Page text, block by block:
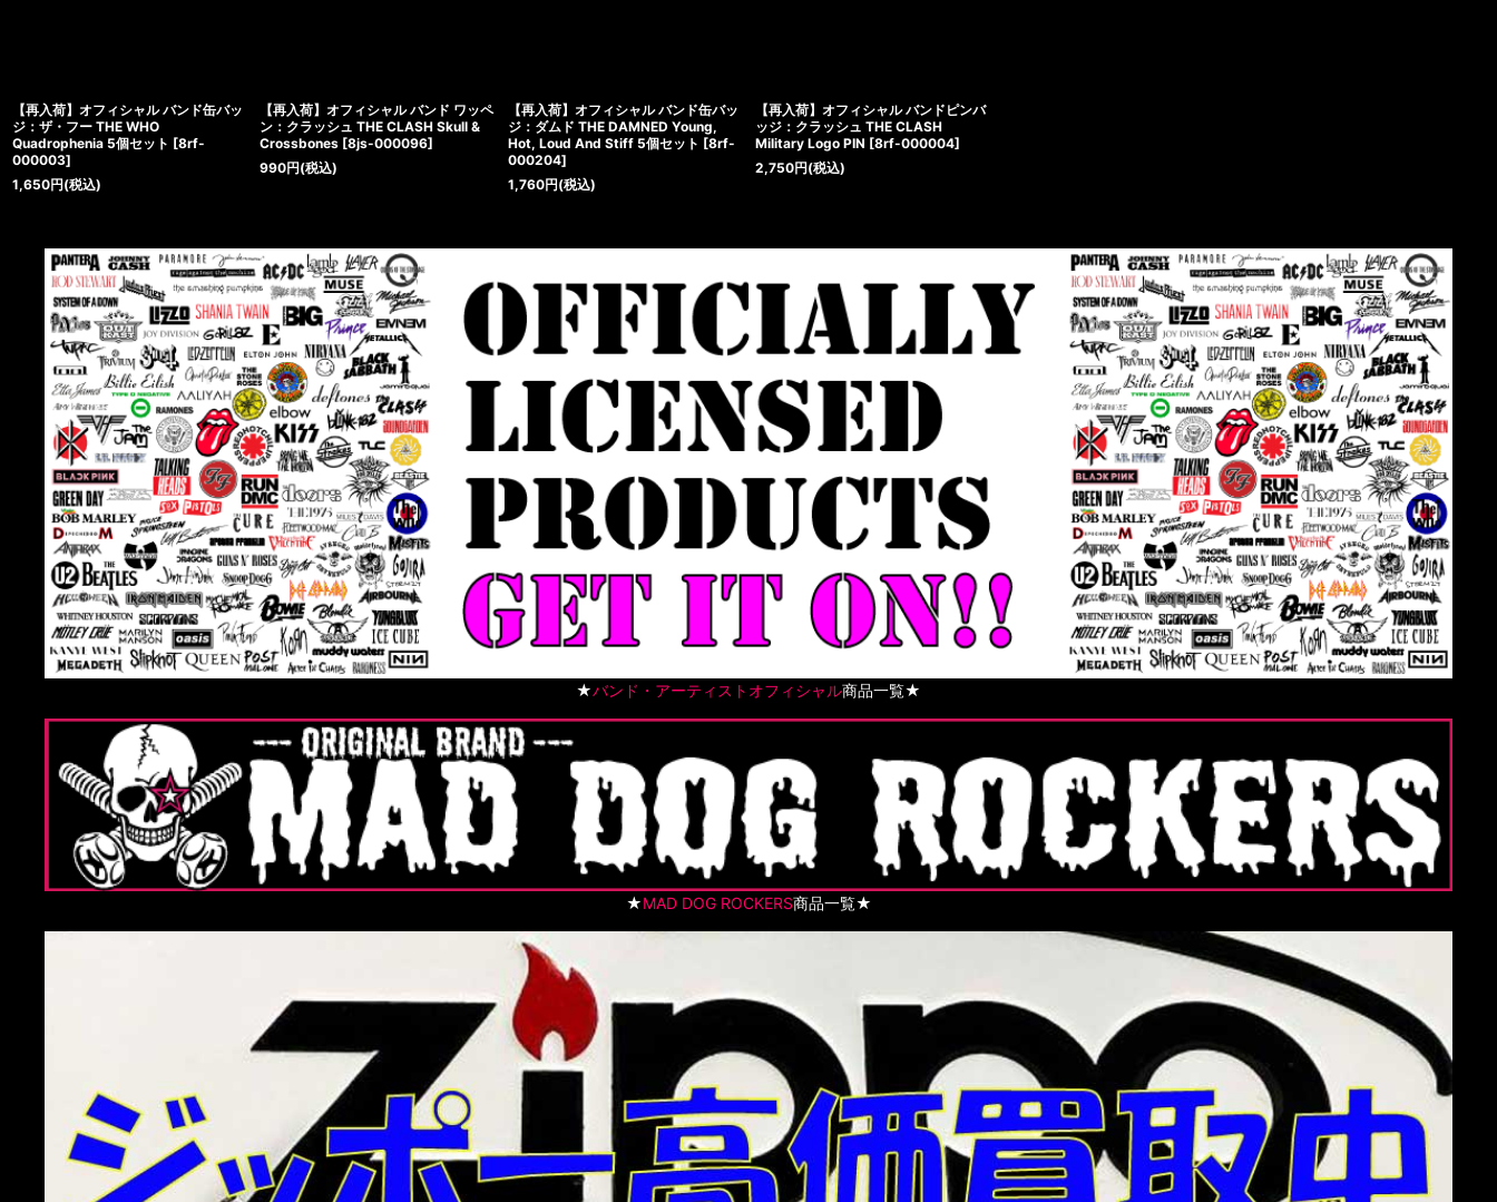
【再入荷】オフィシャル バンド缶バッ
ジ：ザ・フー THE WHO
Quadrophenia 5個セット [8rf-
000003]
1,650円(税込)
【再入荷】オフィシャル バンド ワッペ
ン：クラッシュ THE CLASH Skull &
Crossbones [8js-000096]
990円(税込)
【再入荷】オフィシャル バンド缶バッ
ジ：ダムド THE DAMNED Young,
Hot, Loud And Stiff 5個セット [8rf-
000204]
1,760円(税込)
【再入荷】オフィシャル バンドピンバ
ッジ：クラッシュ THE CLASH
Military Logo PIN [8rf-000004]
2,750円(税込)
★バンド・アーティストオフィシャル商品一覧★
★MAD DOG ROCKERS商品一覧★